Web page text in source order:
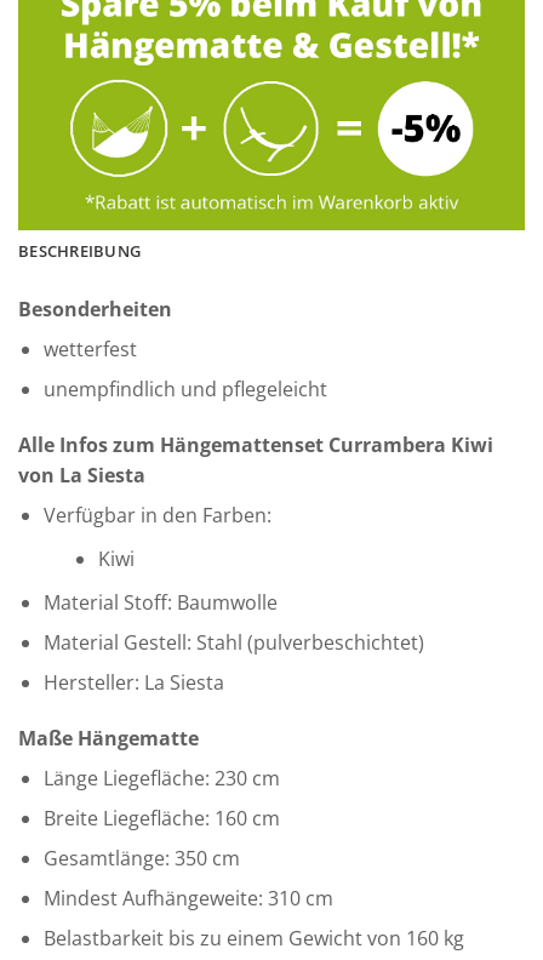
BESCHREIBUNG
Besonderheiten
wetterfest
unempfindlich und pflegeleicht
Alle Infos zum Hängemattenset Currambera Kiwi
von La Siesta
Verfügbar in den Farben:
Kiwi
Material Stoff: Baumwolle
Material Gestell: Stahl (pulverbeschichtet)
Hersteller: La Siesta
Maße Hängematte
Länge Liegefläche: 230 cm
Breite Liegefläche: 160 cm
Gesamtlänge: 350 cm
Mindest Aufhängeweite: 310 cm
Belastbarkeit bis zu einem Gewicht von 160 kg